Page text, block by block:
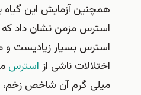
همچنین آزمایش این
استرس مزمن نشان داد
استرس بسیار زیادیست و
اختلالات ناشی از استرس
میلی گرم آن شاخص زخم،